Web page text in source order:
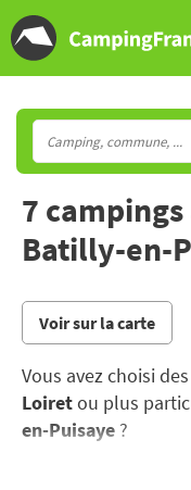
7
Batilly-en-
Voir sur la carte
Vous avez choisi
Loiretou plus
en-Puisaye ?